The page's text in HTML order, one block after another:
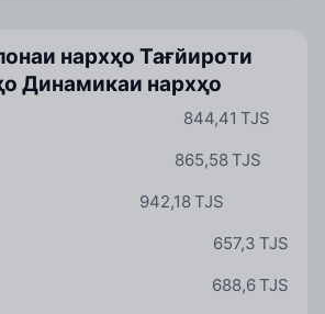
нархҳо Тағйироти
Динамикаи нархҳо
844,41 TJS
865,58 TJS
942,18 TJS
657,3 TJS
688,6 TJS